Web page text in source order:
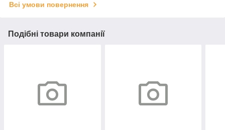
Всі умови повернення
Подібні товари компанії